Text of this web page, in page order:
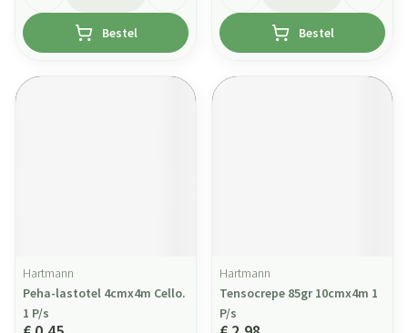
Bestel Bestel
Hartmann
Peha-lastotel 4cmx4m Cello.
1 P/s
Hartmann
Tensocrepe 85gr 10cmx4m 1
P/s